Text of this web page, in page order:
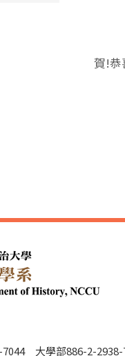
賀!恭
7044 大學部886-2-